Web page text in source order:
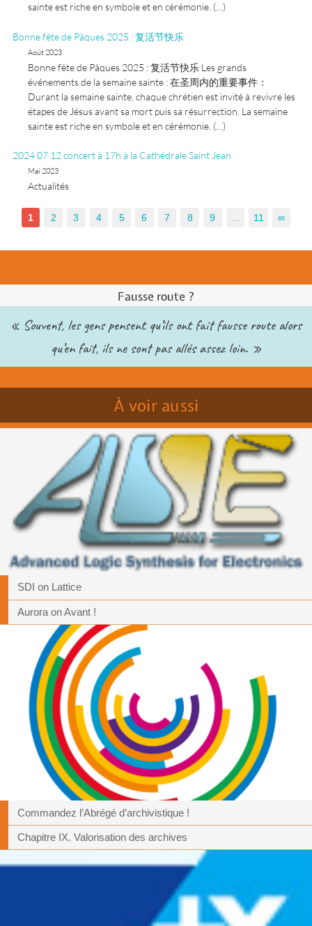
sainte est riche en symbole et en cérémonie. (…)
Bonne fête de Pâques 2025 : 复活节快乐
Août 2023
Bonne fête de Pâques 2025 : 复活节快乐 Les grands
événements de la semaine sainte : 在圣周内的重要事件：
Durant la semaine sainte, chaque chrétien est invité à revivre les
étapes de Jésus avant sa mort puis sa résurrection. La semaine
sainte est riche en symbole et en cérémonie. (…)
2024 07 12 concert à 17h à la Cathédrale Saint Jean
Mai 2023
Actualités
1 2 3 4 5 6 7 8 9 11 ∞
Fausse route ?
« Souvent, les gens pensent qu’ils ont fait fausse route alors
qu’en fait, ils ne sont pas allés assez loin. »
À voir aussi
SDI on Lattice
Aurora on Avant !
Commandez l’Abrégé d’archivistique !
Chapitre IX. Valorisation des archives